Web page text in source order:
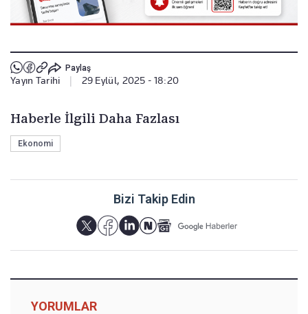
Paylaş
Yayın Tarihi 29 Eylül, 2025 - 18:20
Haberle İlgili Daha Fazlası
Ekonomi
Bizi Takip Edin
YORUMLAR